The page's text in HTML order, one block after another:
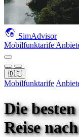
SimAdvisor
Mobilfunktarife
🇩🇪
Mobilfunktarife
Die
Reise